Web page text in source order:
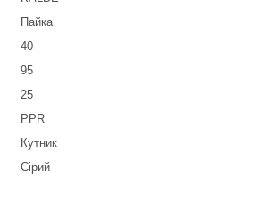
Пайка
40
95
25
PPR
Кутник
Сірий